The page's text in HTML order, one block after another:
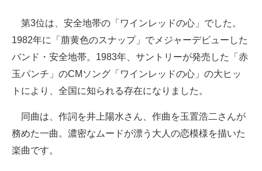
第3位は、安全地帯の「ワインレッドの心」でした。
1982年に「萠黄色のスナップ」でメジャーデビューした
バンド・安全地帯。1983年、サントリーが発売した「赤
玉パンチ」のCMソング「ワインレッドの心」の大ヒッ
トにより、全国に知られる存在になりました。
同曲は、作詞を井上陽水さん、作曲を玉置浩二さんが
務めた一曲。濃密なムードが漂う大人の恋模様を描いた
楽曲です。